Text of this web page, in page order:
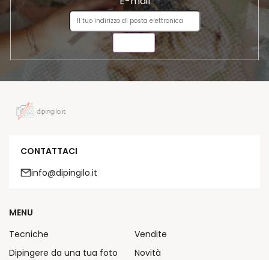
CONTATTACI
info@dipingilo.it
MENU
Tecniche
Dipingere da una tua foto
Vendite
Novità